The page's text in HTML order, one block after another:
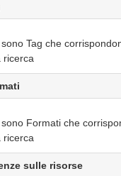
Tag che
ricerca
Formati che
ricerca
sulle risorse